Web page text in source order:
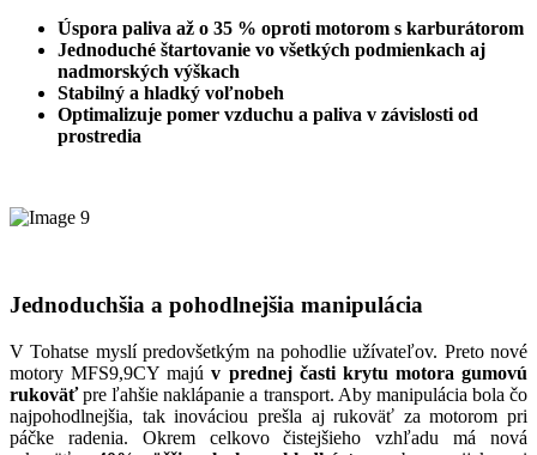
Úspora paliva až o 35 % oproti motorom s karburátorom
Jednoduché štartovanie vo všetkých podmienkach aj
nadmorských výškach
Stabilný a hladký voľnobeh
Optimalizuje pomer vzduchu a paliva v závislosti od
prostredia
Jednoduchšia a pohodlnejšia manipulácia
V Tohatse myslí predovšetkým na pohodlie užívateľov. Preto nové
motory MFS9,9CY majúv prednej časti krytu motora gumovú
rukoväťpre ľahšie naklápanie a transport. Aby manipulácia bola čo
najpohodlnejšia, tak inováciou prešla aj rukoväť za motorom pri
páčke radenia. Okrem celkovo čistejšieho vzhľadu má nová